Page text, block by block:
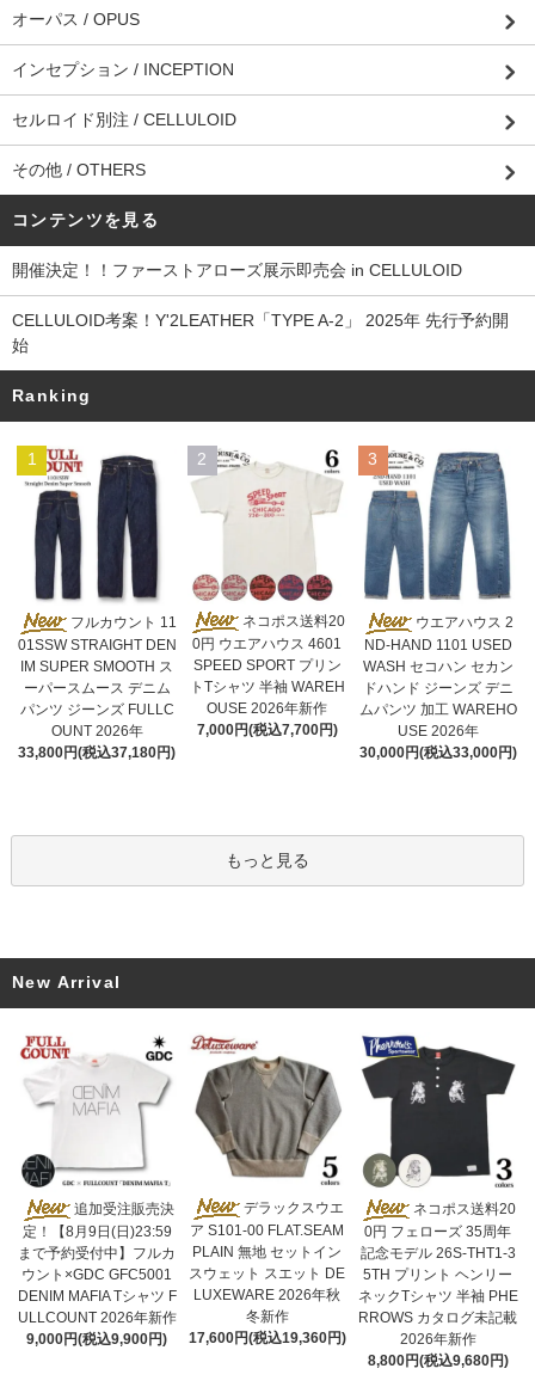
オーパス / OPUS
インセプション / INCEPTION
セルロイド別注 / CELLULOID
その他 / OTHERS
コンテンツを見る
開催決定！！ファーストアローズ展示即売会 in CELLULOID
CELLULOID考案！Y'2LEATHER「TYPE A-2」 2025年 先行予約開
始
Ranking
1
フルカウント 11
01SSW STRAIGHT DEN
IM SUPER SMOOTH ス
ーパースムース デニム
パンツ ジーンズ FULLC
OUNT 2026年
33,800円(税込37,180円)
2
ネコポス送料20
0円 ウエアハウス 4601
SPEED SPORT プリン
トTシャツ 半袖 WAREH
OUSE 2026年新作
7,000円(税込7,700円)
3
ウエアハウス 2
ND-HAND 1101 USED
WASH セコハン セカン
ドハンド ジーンズ デニ
ムパンツ 加工 WAREHO
USE 2026年
30,000円(税込33,000円)
もっと見る
New Arrival
追加受注販売決
定！【8月9日(日)23:59
まで予約受付中】フルカ
ウント×GDC GFC5001
DENIM MAFIA Tシャツ F
ULLCOUNT 2026年新作
9,000円(税込9,900円)
デラックスウエ
ア S101-00 FLAT.SEAM
PLAIN 無地 セットイン
スウェット スエット DE
LUXEWARE 2026年秋
冬新作
17,600円(税込19,360円)
ネコポス送料20
0円 フェローズ 35周年
記念モデル 26S-THT1-3
5TH プリント ヘンリー
ネックTシャツ 半袖 PHE
RROWS カタログ未記載
2026年新作
8,800円(税込9,680円)